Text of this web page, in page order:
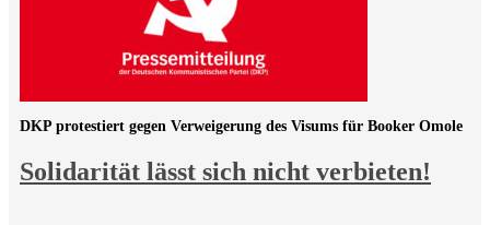
Solidarität lässt sich nicht verbieten!
DKP protestiert gegen Verweigerung des Visums für Booker Omole